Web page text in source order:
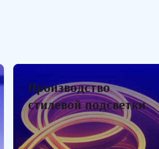
Производство
стилевой подсветки